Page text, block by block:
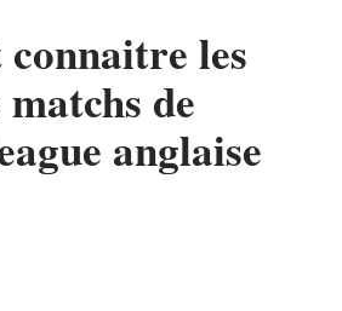
les
de
anglaise